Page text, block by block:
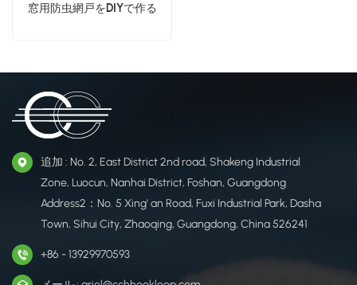
窓用防虫網戸をDIYで作る
追加 : No. 2, East District 2nd road, Shakeng Industrial
Zone, Luocun, Nanhai District, Foshan, Guangdong
Address2：No. 5 Xing' an Road, Fuxi Industrial Park, Dasha
Town, Sihui City, Zhaoqing, Guangdong, China 526241
+86 - 13929970593